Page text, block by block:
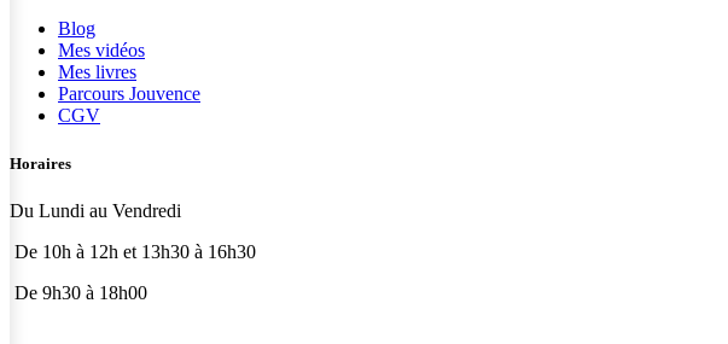
Blog
Mes vidéos
Mes livres
Parcours Jouvence
CGV
Horaires
Du Lundi au Vendredi
De 10h à 12h et 13h30 à 16h30
De 9h30 à 18h00